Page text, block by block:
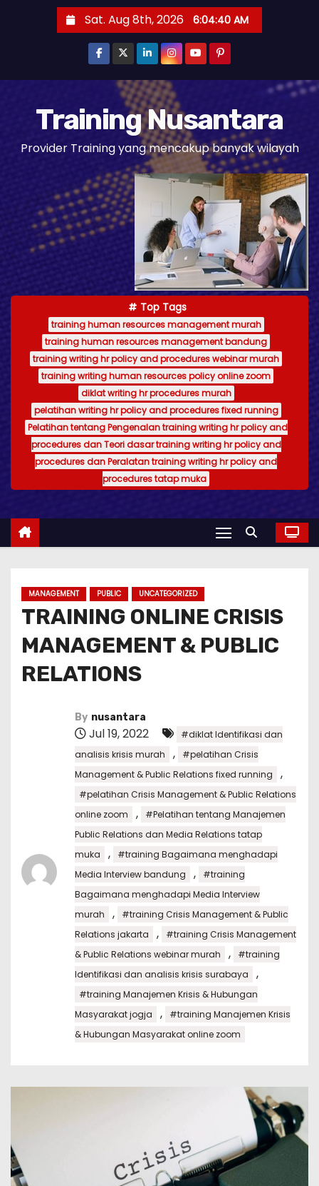
t
Sat. Aug 8th, 2026 6:04:41 AM
Training Nusantara
Provider Training yang mencakup banyak wilayah
Top Tags
training human resources management murah
training human resources management bandung
training writing hr policy and procedures webinar murah
training writing human resources policy online zoom
diklat writing hr procedures murah
pelatihan writing hr policy and procedures fixed running
Pelatihan tentang Pengenalan training writing hr policy and
procedures dan Teori dasar training writing hr policy and
procedures dan Peralatan training writing hr policy and
procedures tatap muka
MANAGEMENT PUBLIC UNCATEGORIZED
TRAINING ONLINE CRISIS
MANAGEMENT & PUBLIC
RELATIONS
By nusantara
Jul 19, 2022
#diklat Identifikasi dan
analisis krisis murah
,
#pelatihan Crisis
Management & Public Relations fixed running
,
#pelatihan Crisis Management & Public Relations
online zoom
,
#Pelatihan tentang Manajemen
Public Relations dan Media Relations tatap
muka
,
#training Bagaimana menghadapi
Media Interview bandung
,
#training
Bagaimana menghadapi Media Interview
murah
,
#training Crisis Management & Public
Relations jakarta
,
#training Crisis Management
& Public Relations webinar murah
,
#training
Identifikasi dan analisis krisis surabaya
,
#training Manajemen Krisis & Hubungan
Masyarakat jogja
,
#training Manajemen Krisis
& Hubungan Masyarakat online zoom